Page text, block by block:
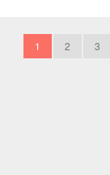
1 2 3